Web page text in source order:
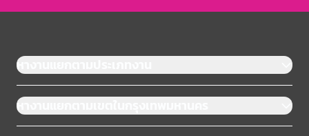
หางานแยกตามประเภทงาน
หางานแยกตามเขตในกรุงเทพมหานคร